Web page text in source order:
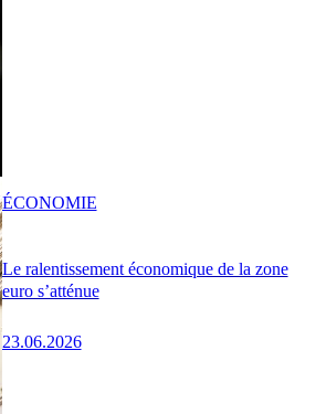
Le ralentissement économique de la zone
euro s’atténue
23.06.2026
ÉCONOMIE